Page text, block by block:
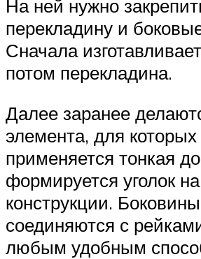
На ней нужно
перекладину и
Сначала
потом перекладина.
Далее заранее
элемента, для которых
применяется тонкая
формируется уголок
конструкции. Боковины
соединяются с
любым удобным